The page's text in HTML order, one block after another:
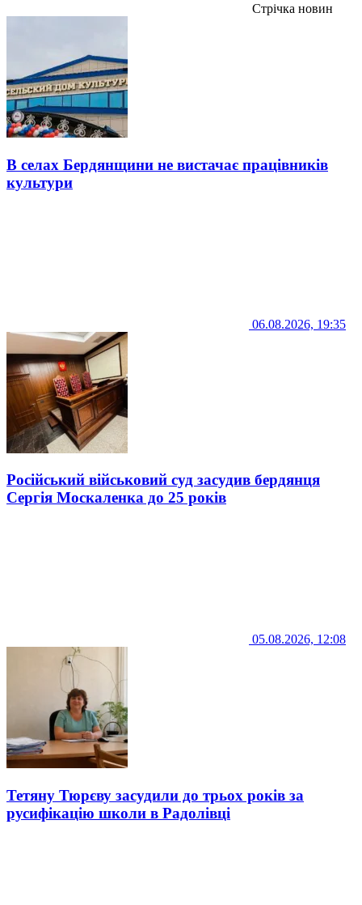
Стрічка новин
В селах Бердянщини не вистачає працівників
культури
06.08.2026, 19:35
Російський військовий суд засудив бердянця
Сергія Москаленка до 25 років
05.08.2026, 12:08
Тетяну Тюрєву засудили до трьох років за
русифікацію школи в Радолівці